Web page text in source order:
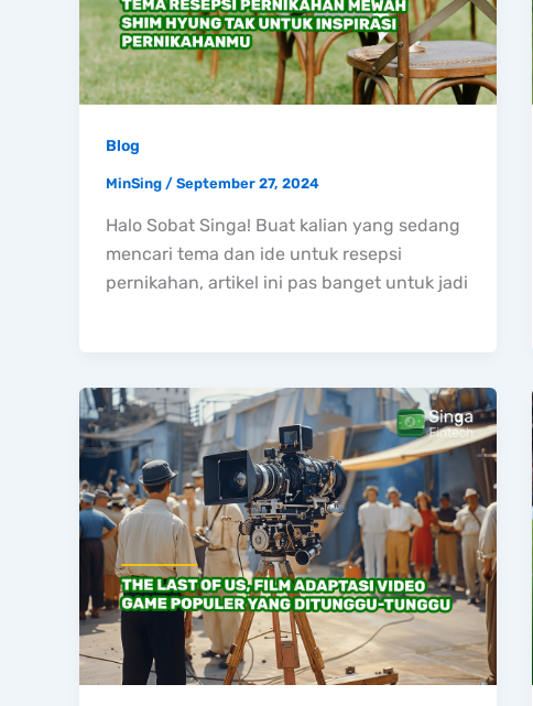
Blog
MinSing / September 27, 2024
Halo Sobat Singa! Buat kalian yang sedang
mencari tema dan ide untuk resepsi
pernikahan, artikel ini pas banget untuk jadi